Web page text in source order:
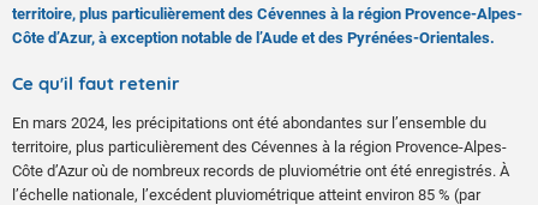
territoire, plus particulièrement des Cévennes à la région Provence-Alpes-
Côte d’Azur, à exception notable de l’Aude et des Pyrénées-Orientales.
Ce qu'il faut retenir
En mars 2024, les précipitations ont été abondantes sur l’ensemble du
territoire, plus particulièrement des Cévennes à la région Provence-Alpes-
Côte d’Azur où de nombreux records de pluviométrie ont été enregistrés. À
l’échelle nationale, l’excédent pluviométrique atteint environ 85 % (par